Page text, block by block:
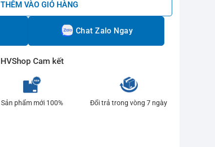
THÊM VÀO GIỎ HÀNG
Chat Zalo Ngay
HVShop Cam kết
Sản phẩm mới 100% Đổi trả trong vòng 7 ngày